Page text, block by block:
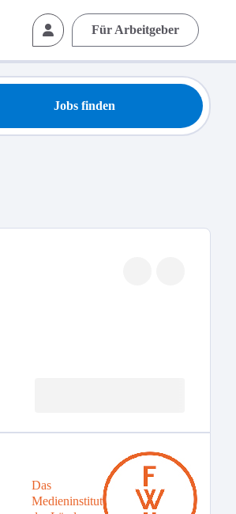
Für Arbeitgeber
Jobs finden